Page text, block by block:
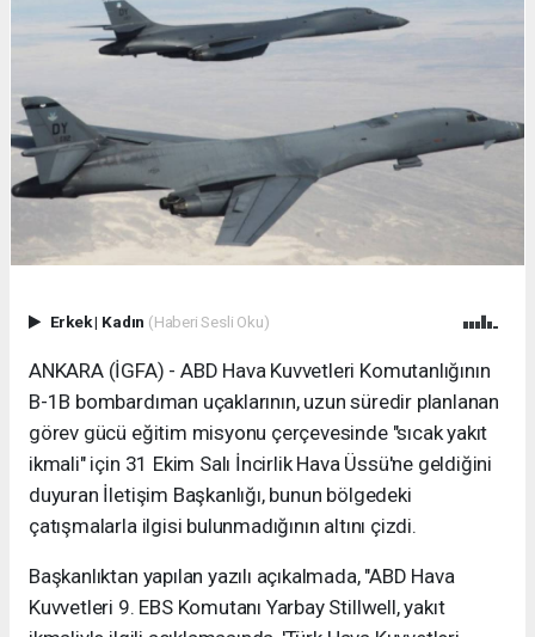
Erkek| Kadın (Haberi Sesli Oku)
ANKARA (İGFA) - ABD Hava Kuvvetleri Komutanlığının
B-1B bombardıman uçaklarının, uzun süredir planlanan
görev gücü eğitim misyonu çerçevesinde "sıcak yakıt
ikmali" için 31 Ekim Salı İncirlik Hava Üssü'ne geldiğini
duyuran İletişim Başkanlığı, bunun bölgedeki
çatışmalarla ilgisi bulunmadığının altını çizdi.
Başkanlıktan yapılan yazılı açıkalmada, "ABD Hava
Kuvvetleri 9. EBS Komutanı Yarbay Stillwell, yakıt